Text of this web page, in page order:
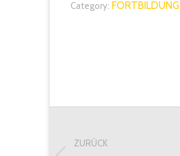
Category: FORTBILDUNG
ZURÜCK